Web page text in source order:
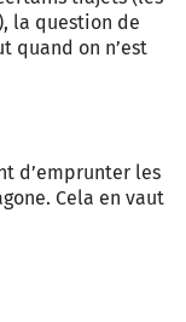
la question de
quand on n’est
d’emprunter les
Cela en vaut